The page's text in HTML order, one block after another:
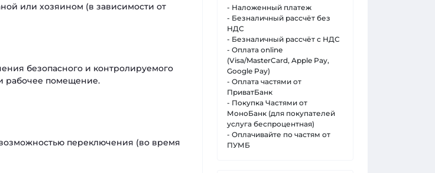
или хозяином (в зависимости от
безопасного и контролируемого
рабочее помещение.
переключения (во время
- Наложенный платеж
- Безналичный рассчёт без
НДС
- Безналичный рассчёт с НДС
- Оплата online
(Visa/MasterCard, Apple Pay,
Google Pay)
- Оплата частями от
ПриватБанк
- Покупка Частями от
МоноБанк (для покупателей
услуга беспроцентная)
- Оплачивайте по частям от
ПУМБ